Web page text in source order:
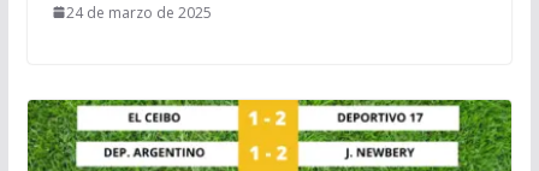
24 de marzo de 2025